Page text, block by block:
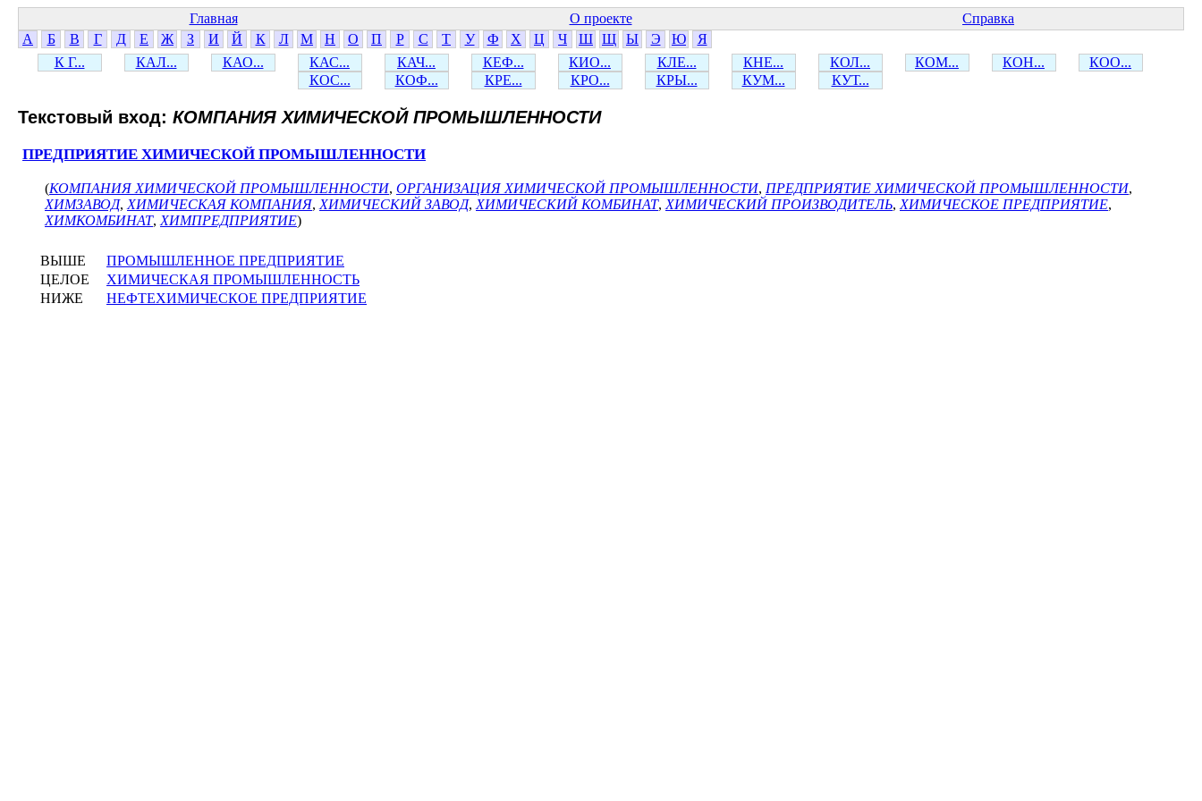
Главная О проекте
Справка
А
Б В Г Д Е Ж З И Й К Л М Н О П Р С Т У Ф Х Ц Ч Ш Щ Ы Э Ю
Я
К Г...
КАЛ... КАО... КАС... КАЧ... КЕФ... КИО... КЛЕ... КНЕ... КОЛ... КОМ... КОН...
КОО...
КОС...
КОФ... КРЕ... КРО... КРЫ... КУМ... КУТ...
Текстовый вход: КОМПАНИЯ ХИМИЧЕСКОЙ ПРОМЫШЛЕННОСТИ
ПРЕДПРИЯТИЕ ХИМИЧЕСКОЙ ПРОМЫШЛЕННОСТИ
(КОМПАНИЯ ХИМИЧЕСКОЙ ПРОМЫШЛЕННОСТИ, ОРГАНИЗАЦИЯ ХИМИЧЕСКОЙ ПРОМЫШЛЕННОСТИ, ПРЕДПРИЯТИЕ ХИМИЧЕСКОЙ ПРОМЫШЛЕННОСТИ,
ХИМЗАВОД, ХИМИЧЕСКАЯ КОМПАНИЯ, ХИМИЧЕСКИЙ ЗАВОД, ХИМИЧЕСКИЙ КОМБИНАТ, ХИМИЧЕСКИЙ ПРОИЗВОДИТЕЛЬ, ХИМИЧЕСКОЕ ПРЕДПРИЯТИЕ,
ХИМКОМБИНАТ, ХИМПРЕДПРИЯТИЕ)
ВЫШЕ
ПРОМЫШЛЕННОЕ ПРЕДПРИЯТИЕ
ЦЕЛОЕ
ХИМИЧЕСКАЯ ПРОМЫШЛЕННОСТЬ
НИЖЕ
НЕФТЕХИМИЧЕСКОЕ ПРЕДПРИЯТИЕ